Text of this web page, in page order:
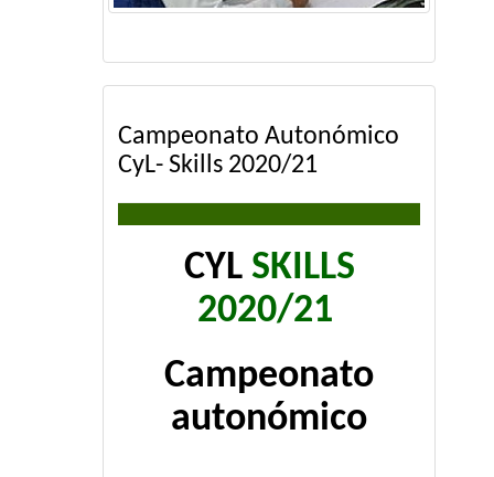
Campeonato Autonómico
CyL- Skills 2020/21
CYL SKILLS
2020/21
Campeonato
autonómico